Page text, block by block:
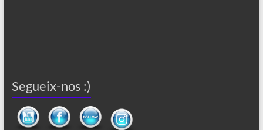
Segueix-nos :)